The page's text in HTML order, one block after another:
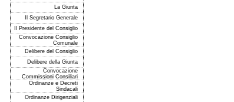
La Giunta
Il Segretario Generale
Il Presidente del Consiglio
Convocazione Consiglio
Comunale
Delibere del Consiglio
Delibere della Giunta
Convocazione
Commissioni Consiliari
Ordinanze e Decreti
Sindacali
Ordinanze Dirigenziali